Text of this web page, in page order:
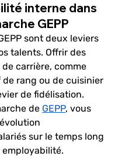
interne dans
GEPP
sont deux leviers
talents. Offrir des
carrière, comme
rang ou de cuisinier
de fidélisation.
de GEPP, vous
sur le temps long